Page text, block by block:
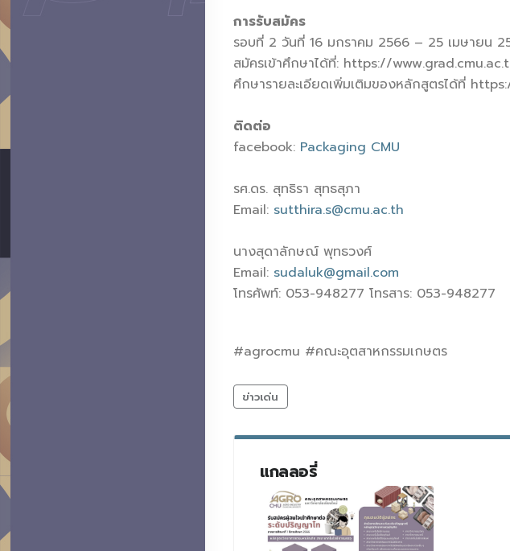
การรับสมัคร
รอบที่ 2 วันที่ 16 มกราคม 2566 – 25 เมษายน
สมัครเข้าศึกษาได้ที่: https://
ศึกษารายละเอียดเพิ่มเติมของหลักสูตรได้ที่
ติดต่อ
facebook: Packaging CMU
รศ.ดร. สุทธิรา สุทธสุภา
Email: sutthira.s@cmu.ac.th
นางสุดาลักษณ์ พุทธวงศ์
Email: sudaluk@gmail.com
โทรศัพท์: 053-948277 โทรสาร: 053-948277
#agrocmu #คณะอุตสาหกรรมเกษตร
ข่าวเด่น
แกลลอรี่